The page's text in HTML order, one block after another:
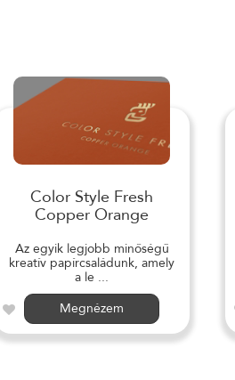
Color Style Fresh
Copper Orange
Az egyik legjobb minőségű
kreatív papírcsaládunk, amely
a le ...
Megnézem